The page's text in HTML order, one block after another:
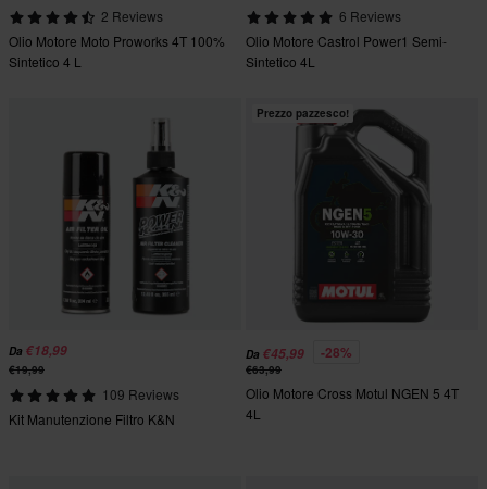
2 Reviews
Olio Motore Moto Proworks 4T 100%
Sintetico 4 L
6 Reviews
Olio Motore Castrol Power1 Semi-
Sintetico 4L
Da €18,99
€19,99
109 Reviews
Kit Manutenzione Filtro K&N
Prezzo pazzesco!
Da €45,99 -28%
€63,99
Olio Motore Cross Motul NGEN 5 4T
4L